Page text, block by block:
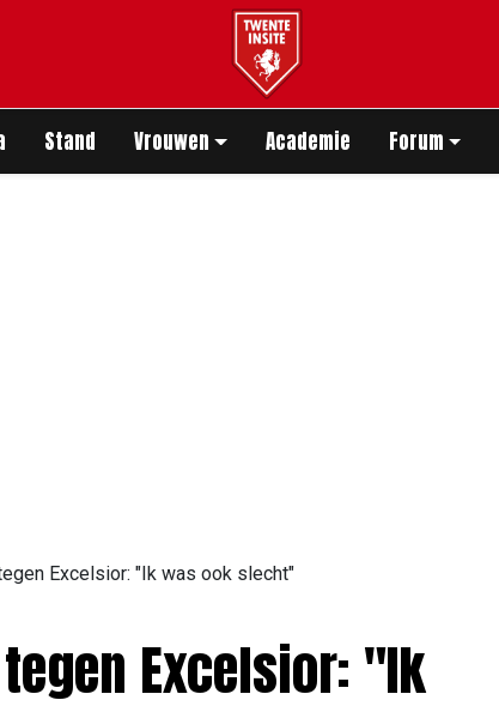
Stand Vrouwen Academie Forum
Excelsior: "Ik was ook slecht"
Excelsior: "Ik